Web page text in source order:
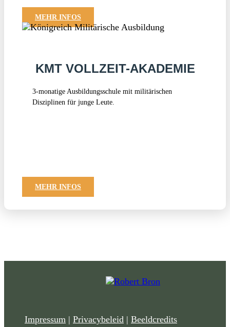
MEHR INFOS
KMT VOLLZEIT-AKADEMIE
3-monatige Ausbildungsschule mit militärischen
Disziplinen für junge Leute.
MEHR INFOS
Impressum | Privacybeleid | Beeldcredits